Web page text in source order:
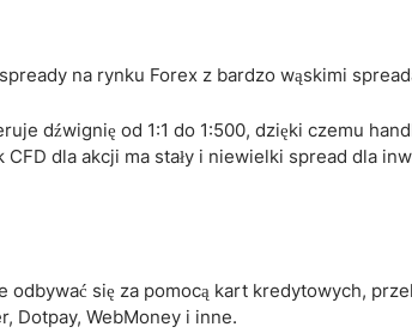
na rynku Forex z bardzo wąskimi
dźwignię od 1:1 do 1:500, dzięki czemu
dla akcji ma stały i niewielki spread dla
odbywać się za pomocą kart kredytowych,
Dotpay, WebMoney i inne.